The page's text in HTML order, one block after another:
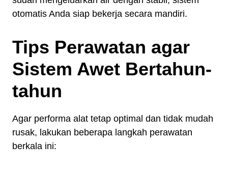
otomatis Anda siap bekerja secara mandiri.
Tips Perawatan agar
Sistem Awet Bertahun-
tahun
Agar performa alat tetap optimal dan tidak mudah
rusak, lakukan beberapa langkah perawatan
berkala ini: